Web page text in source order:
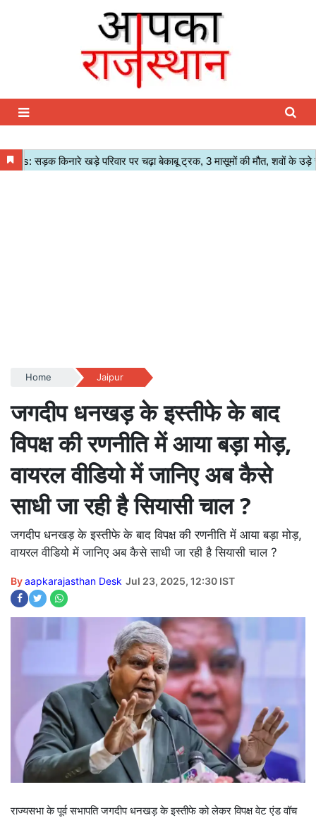
Home Jaipur
जगदीप धनखड़ के इस्तीफे के बाद
विपक्ष की रणनीति में आया बड़ा मोड़,
वायरल वीडियो में जानिए अब कैसे
साधी जा रही है सियासी चाल ?
जगदीप धनखड़ के इस्तीफे के बाद विपक्ष की रणनीति में आया बड़ा मोड़,
वायरल वीडियो में जानिए अब कैसे साधी जा रही है सियासी चाल ?
Byaapkarajasthan Desk Jul 23, 2025, 12:30 IST
राज्यसभा के पूर्व सभापति जगदीप धनखड़ के इस्तीफे को लेकर विपक्ष वेट एंड वॉच